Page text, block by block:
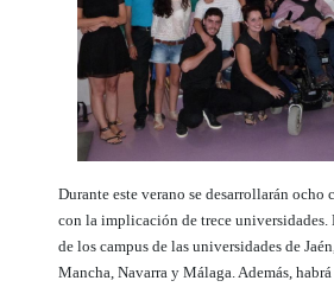
Durante este verano se desarrollarán ocho
con la implicación de trece universidades.
de los campus de las universidades de
Mancha, Navarra y Málaga. Además,